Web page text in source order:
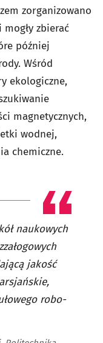
zorganizowano
mogły zbierać
później
Wśród
ekologiczne,
magnetycznych,
wodnej,
chemiczne.
naukowych
jakość
robo-